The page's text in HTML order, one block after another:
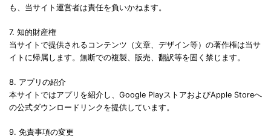
も、当サイト運営者は責任を負いかねます。
7. 知的財産権
当サイトで提供されるコンテンツ（文章、デザイン等）の著作権は当サ
イトに帰属します。無断での複製、販売、翻訳等を固く禁じます。
8. アプリの紹介
本サイトではアプリを紹介し、Google PlayストアおよびApple Storeへ
の公式ダウンロードリンクを提供しています。
9. 免責事項の変更